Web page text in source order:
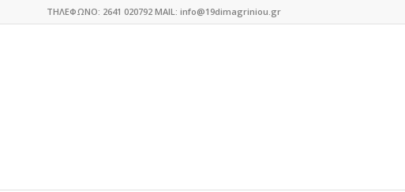
ΤΗΛΕΦΩΝΟ: 2641 020792 MAIL: info@19dimagriniou.gr